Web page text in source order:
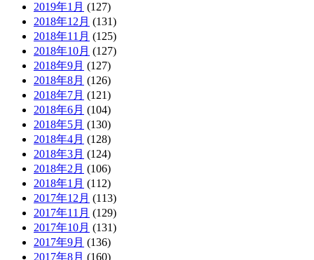
2019年1月 (127)
2018年12月 (131)
2018年11月 (125)
2018年10月 (127)
2018年9月 (127)
2018年8月 (126)
2018年7月 (121)
2018年6月 (104)
2018年5月 (130)
2018年4月 (128)
2018年3月 (124)
2018年2月 (106)
2018年1月 (112)
2017年12月 (113)
2017年11月 (129)
2017年10月 (131)
2017年9月 (136)
2017年8月 (160)